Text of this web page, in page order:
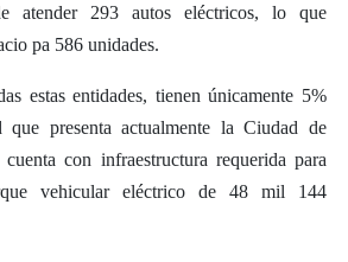
atender 293 autos eléctricos, lo que
pa 586 unidades.
estas entidades, tienen únicamente 5%
que presenta actualmente la Ciudad de
con infraestructura requerida para
vehicular eléctrico de 48 mil 144